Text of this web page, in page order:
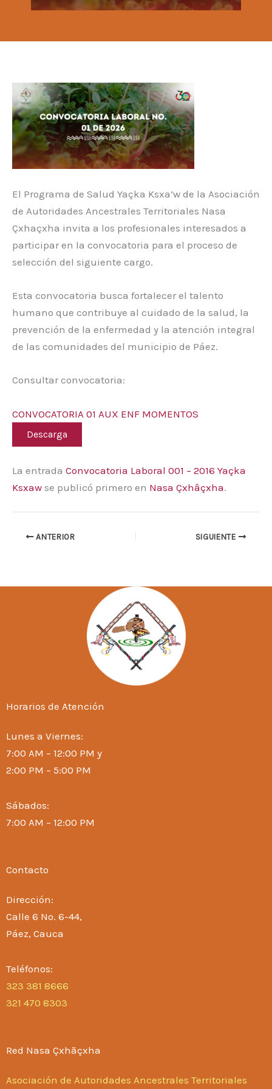
El Programa de Salud Yaçka Ksxa’w de la Asociación
de Autoridades Ancestrales Territoriales Nasa
Çxhaçxha invita a los profesionales interesados a
participar en la convocatoria para el proceso de
selección del siguiente cargo.
Esta convocatoria busca fortalecer el talento
humano que contribuye al cuidado de la salud, la
prevención de la enfermedad y la atención integral
de las comunidades del municipio de Páez.
Consultar convocatoria:
CONVOCATORIA 01 AUX ENF MOMENTOS
Descarga
La entrada Convocatoria Laboral 001 – 2016 Yaçka
Ksxaw se publicó primero en Nasa Çxhâçxha.
ANTERIOR SIGUIENTE
Horarios de Atención
Lunes a Viernes:
7:00 AM – 12:00 PM y
2:00 PM – 5:00 PM
Sábados:
7:00 AM – 12:00 PM
Contacto
Dirección:
Calle 6 No. 6-44,
Páez, Cauca
Teléfonos:
323 381 8666
321 470 8303
Red Nasa Çxhãçxha
Asociación de Autoridades Ancestrales Territoriales